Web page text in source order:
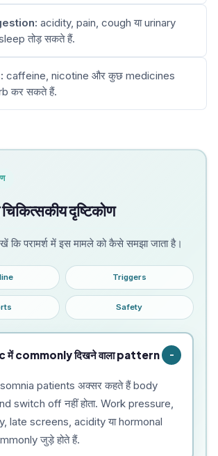
acidity, pain, cough या urinary
तोड़ सकते हैं.
caffeine, nicotine और कुछ medicines
कर सकते हैं.
दृष्टिकोण
कि परामर्श में इस मामले को कैसे समझा जाता है।
Triggers
Safety
में commonly दिखने वाला pattern
patients अक्सर कहते हैं body
switch off नहीं होता. Work pressure,
late screens, acidity या hormonal
जुड़े होते हैं.